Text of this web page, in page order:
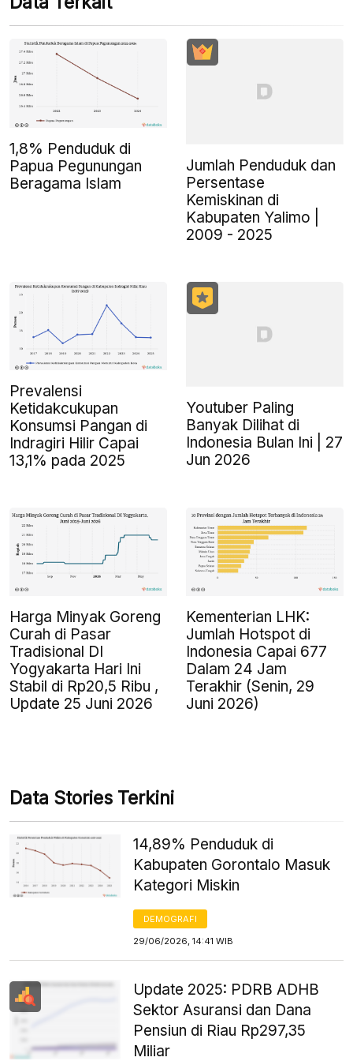
1,8% Penduduk di
Papua Pegunungan
Beragama Islam
Jumlah Penduduk dan
Persentase
Kemiskinan di
Kabupaten Yalimo |
2009 - 2025
Prevalensi
Ketidakcukupan
Konsumsi Pangan di
Indragiri Hilir Capai
13,1% pada 2025
Youtuber Paling
Banyak Dilihat di
Indonesia Bulan Ini | 27
Jun 2026
Harga Minyak Goreng
Curah di Pasar
Tradisional DI
Yogyakarta Hari Ini
Stabil di Rp20,5 Ribu ,
Update 25 Juni 2026
Kementerian LHK:
Jumlah Hotspot di
Indonesia Capai 677
Dalam 24 Jam
Terakhir (Senin, 29
Juni 2026)
Data Stories Terkini
14,89% Penduduk di
Kabupaten Gorontalo Masuk
Kategori Miskin
DEMOGRAFI
29/06/2026, 14:41 WIB
Update 2025: PDRB ADHB
Sektor Asuransi dan Dana
Pensiun di Riau Rp297,35
Miliar